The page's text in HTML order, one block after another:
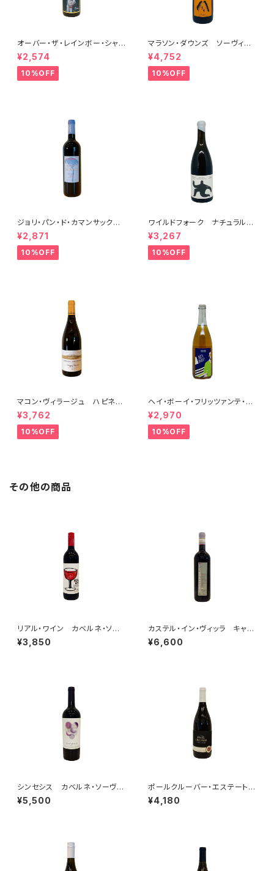
オーバー・ザ・レインボー・シャル
ドネ(午) 2025
¥2,574
10%OFF
マラソン・ダウンズ ソーヴィニ
ヨン・ブラン ペティアンナチュ
ール 2022
¥4,752
10%OFF
ジョリ・パン・ド・カマンサック 2
018
¥2,871
10%OFF
ワイルドフォーク ナチュラル
シャルドネ 2023
¥3,267
10%OFF
マコン・ヴィラージュ ハピネ
ス 2023 ブレノ・ベランジェ
¥3,762
10%OFF
ヘイ・ボーイ・フリッツァンテ・ビ
アンコ 2022 オールド・ボー
イ
¥2,970
10%OFF
その他の商品
リアル・ワイン カベルネ・ソー
ヴィニヨン 2021
¥3,850
カステル・イン・ヴィッラ キャン
ティ・クラシコ 2020
¥6,600
シンセシス カベルネ・ソーヴィ
ニョン ナパ・ヴァレー 2022
¥5,500
ポールクルーバー・エステート・
シャルドネ 2022
¥4,180